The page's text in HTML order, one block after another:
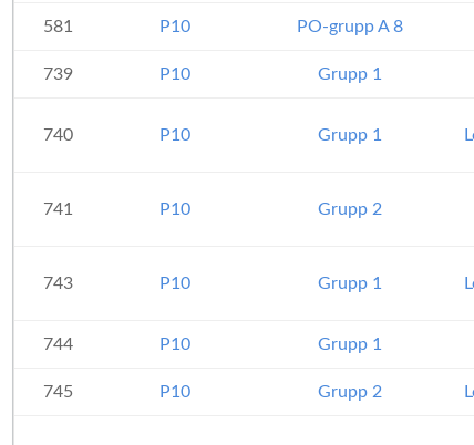
581 P10 PO-grupp A 8
739 P10 Grupp 1
740 P10 Grupp 1
741 P10 Grupp 2
743 P10 Grupp 1
744 P10 Grupp 1
745 P10 Grupp 2